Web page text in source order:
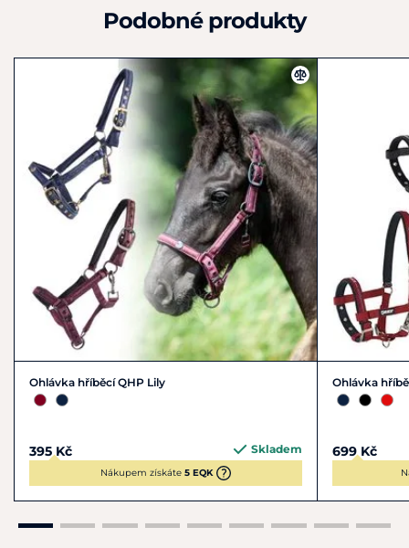
Podobné produkty
Ohlávka hříběcí QHP Lily
395 Kč Skladem
Nákupem získáte 5 EQK
Ohlávka
699 Kč